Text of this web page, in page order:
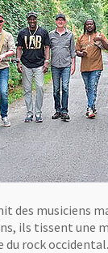
des musiciens
ils tissent une
rock occidental.